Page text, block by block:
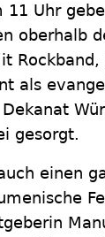
Uhr
oberhalb
als
gesorgt.
einen